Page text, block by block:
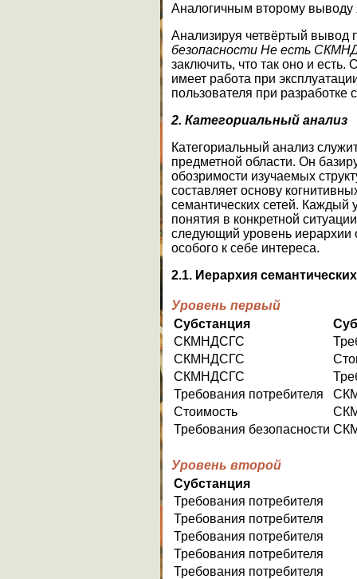
Аналогичным второму выводу
Анализируя четвёртый вывод
безопасности Не есть
заключить, что так оно и
имеет работа при
пользователя при
2. Категориальный анализ
Категориальный анализ
предметной области. Он
обозримости изучаемых
составляет основу
семантических сетей. Каждый
понятия в конкретной
следующий уровень иерархии
особого к себе интереса.
2.1. Иерархия
Уровень первый
Субстанция
СКМНДСГС
СКМНДСГС
СКМНДСГС
Требования потребителя
Стоимость
Требования безопасности
Уровень второй
Субстанция
Требования потребителя
Требования потребителя
Требования потребителя
Требования потребителя
Требования потребителя